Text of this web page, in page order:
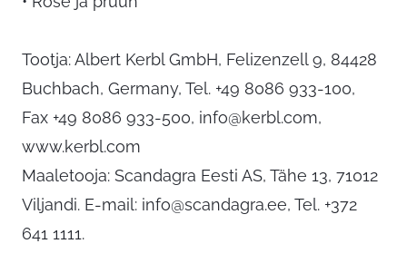
Tootja: Albert Kerbl GmbH, Felizenzell 9, 84428
Buchbach, Germany, Tel. +49 8086 933-100,
Fax +49 8086 933-500, info@kerbl.com,
www.kerbl.com
Maaletooja: Scandagra Eesti AS, Tähe 13, 71012
Viljandi. E-mail: info@scandagra.ee, Tel. +372
641 1111.